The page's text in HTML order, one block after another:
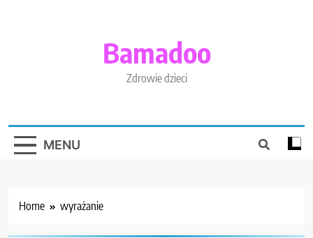
Bamadoo
Zdrowie dzieci
MENU
Home wyrażanie